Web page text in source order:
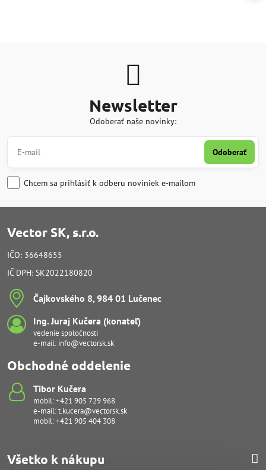
Newsletter
Odoberať naše novinky:
Odoberať
Chcem sa prihlásiť k odberu noviniek e-mailom
Vector SK, s.r.o.
IČO: 36648655
IČ DPH: SK2022180820
Čajkovského 8, 984 01 Lučenec
Ing​. Juraj Kučera (konateľ)
vedenie spoločnosti
e-mail: info@vectorsk.sk
Obchodné oddelenie
Tibor Kučera
mobil:+421 905 729 968
e-mail:t.kucera@vectorsk.sk
mobil:+421 905 404 308
Všetko k nákupu